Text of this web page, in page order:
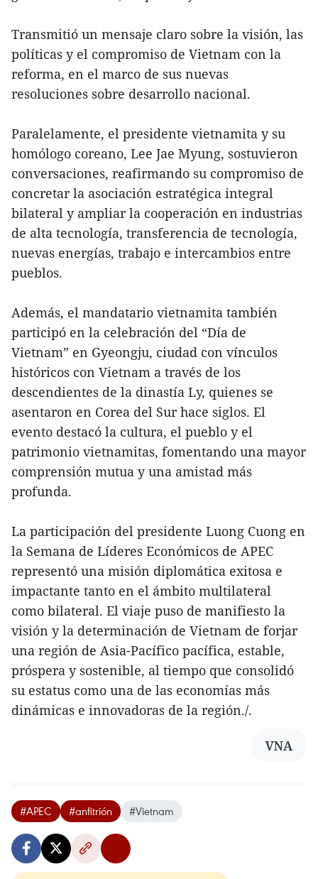
Transmitió un mensaje claro sobre la visión, las
políticas y el compromiso de Vietnam con la
reforma, en el marco de sus nuevas
resoluciones sobre desarrollo nacional.
Paralelamente, el presidente vietnamita y su
homólogo coreano, Lee Jae Myung, sostuvieron
conversaciones, reafirmando su compromiso de
concretar la asociación estratégica integral
bilateral y ampliar la cooperación en industrias
de alta tecnología, transferencia de tecnología,
nuevas energías, trabajo e intercambios entre
pueblos.
Además, el mandatario vietnamita también
participó en la celebración del “Día de
Vietnam” en Gyeongju, ciudad con vínculos
históricos con Vietnam a través de los
descendientes de la dinastía Ly, quienes se
asentaron en Corea del Sur hace siglos. El
evento destacó la cultura, el pueblo y el
patrimonio vietnamitas, fomentando una mayor
comprensión mutua y una amistad más
profunda.
La participación del presidente Luong Cuong en
la Semana de Líderes Económicos de APEC
representó una misión diplomática exitosa e
impactante tanto en el ámbito multilateral
como bilateral. El viaje puso de manifiesto la
visión y la determinación de Vietnam de forjar
una región de Asia-Pacífico pacífica, estable,
próspera y sostenible, al tiempo que consolidó
su estatus como una de las economías más
dinámicas e innovadoras de la región./.
VNA
#APEC #anfitrión #Vietnam